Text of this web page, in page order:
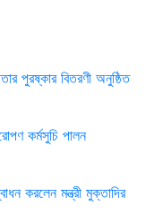
পুরষ্কার বিতরণী অনুষ্ঠিত
কর্মসুচি পালন
করলেন মন্ত্রী মুক্তাদির